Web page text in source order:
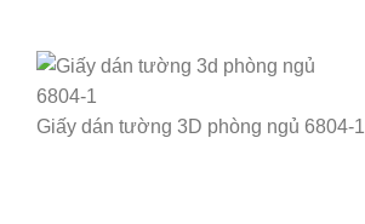
Giấy dán tường 3D phòng ngủ 6804-1